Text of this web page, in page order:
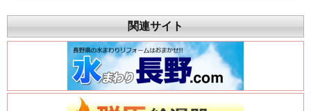
関連サイト